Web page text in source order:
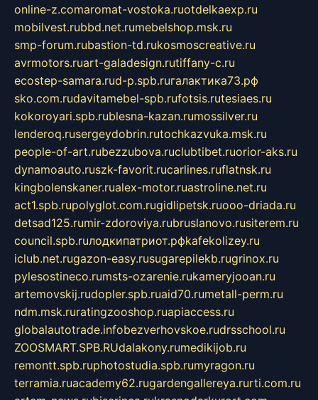
online-z.comaromat-vostoka.ruotdelkaexp.ru
mobilvest.rubbd.net.rumebelshop.msk.ru
smp-forum.rubastion-td.rukosmoscreative.ru
avrmotors.ruart-galadesign.rutiffany-c.ru
ecostep-samara.rud-p.spb.ruгалактика73.рф
sko.com.rudavitamebel-spb.rufotsis.rutesiaes.ru
kokoroyari.spb.rublesna-kazan.rumossilver.ru
lenderoq.rusergeydobrin.rutochkazvuka.msk.ru
people-of-art.rubezzubova.ruclubtibet.ruorior-aks.ru
dynamoauto.ruszk-favorit.rucarlines.ruflatnsk.ru
kingbolenskaner.rualex-motor.ruastroline.net.ru
act1.spb.rupolyglot.com.rugidlipetsk.ruooo-driada.ru
detsad125.rumir-zdoroviya.rubruslanovo.rusiterem.ru
council.spb.ruлодкипатриот.рфkafekolizey.ru
iclub.net.rugazon-easy.rusugarepilekb.rugrinox.ru
pylesostineco.rumsts-ozarenie.rukameryjooan.ru
artemovskij.rudopler.spb.ruaid70.rumetall-perm.ru
ndm.msk.ruratingzooshop.ruapiaccess.ru
globalautotrade.infobezverhovskoe.rudrsschool.ru
ZOOSMART.SPB.RUdalakony.rumedikijob.ru
remontt.spb.ruphotostudia.spb.rumyragon.ru
terramia.ruacademy62.rugardengallereya.rurti.com.ru